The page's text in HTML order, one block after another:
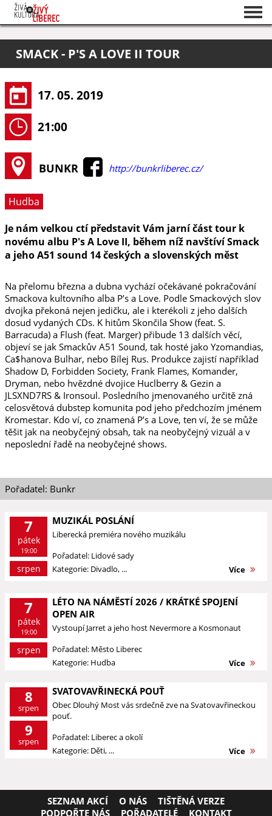
O projektu
Pořadatelé
SMACK - P'S A LOVE II TOUR
17. 05. 2019
21:00
BUNKR http://bunkrliberec.cz/
Hudba
Je nám velkou ctí představit Vám jarní část tour k
novému albu P's A Love II, během níž navštíví Smack
a jeho A51 sound 14 českých a slovenských měst
Na přelomu března a dubna vychází očekávané pokračování
Smackova kultovního alba P’s a Love. Podle Smackových slov
dvojka překoná nejen jedičku, ale i kterékoli z jeho dalších
dosud vydaných CDs. K hitům Skončila Show (feat. S.
Barracuda) a Flush (feat. Marger) přibude 13 dalších věcí,
objeví se jak Smackův A51 Sound, tak hosté jako Yzomandias,
Ca$hanova Bulhar, nebo Bílej Rus. Produkce zajistí například
Shadow D, Forbidden Society, Frank Flames, Komander,
Dryman, nebo hvězdné dvojice Huclberry & Gezin a
JLSXND7RS & Ironsoul. Posledního jmenovaného určitě zná
celosvětová dubstep komunita pod jeho předchozím jménem
Kromestar. Kdo ví, co znamená P’s a Love, ten ví, že se může
těšit jak na neobyčejný obsah, tak na neobyčejný vizuál a v
neposlední řadě na neobyčejné shows.
Pořadatel: Bunkr
7
pátek
19:00
srpen
MUZIKÁL POSLÁNÍ
Liberecká premiéra nového muzikálu
Pořadatel: Lidové sady
Kategorie: Divadlo, ...
Více
7
pátek
19:00
srpen
LÉTO NA NÁMĚSTÍ 2026 / KRÁTKÉ SPOJENÍ
OPEN AIR
Vystoupí Jarret a jeho host Nevermore a Kosmonaut
Pořadatel: Město Liberec
Kategorie: Hudba
Více
8
srpen
9
srpen
SVATOVAVŘINECKÁ POUŤ
Obec Dlouhý Most vás srdečně zve na Svatovavřineckou
pouť.
Pořadatel: Liberec a okolí
Kategorie: Děti, ...
Více
SEZNAM AKCÍ O NÁS
TIŠTĚNÁ VERZE
PODPOŘTE NÁS
POŘADATELÉ KONTAKT